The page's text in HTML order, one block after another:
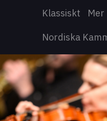
Klassiskt Mer
Nordiska